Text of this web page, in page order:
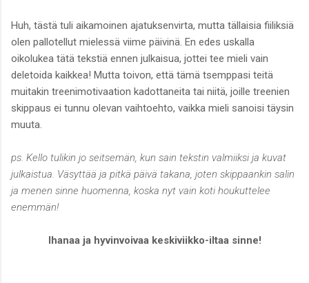
Huh, tästä tuli aikamoinen ajatuksenvirta, mutta tällaisia fiiliksiä
olen pallotellut mielessä viime päivinä. En edes uskalla
oikolukea tätä tekstiä ennen julkaisua, jottei tee mieli vain
deletoida kaikkea! Mutta toivon, että tämä tsemppasi teitä
muitakin treenimotivaation kadottaneita tai niitä, joille treenien
skippaus ei tunnu olevan vaihtoehto, vaikka mieli sanoisi täysin
muuta.
ps. Kello tulikin jo seitsemän, kun sain tekstin valmiiksi ja kuvat
julkaistua. Väsyttää ja pitkä päivä takana, joten skippaankin salin
ja menen sinne huomenna, koska nyt vain koti houkuttelee
enemmän!
Ihanaa ja hyvinvoivaa keskiviikko-iltaa sinne!